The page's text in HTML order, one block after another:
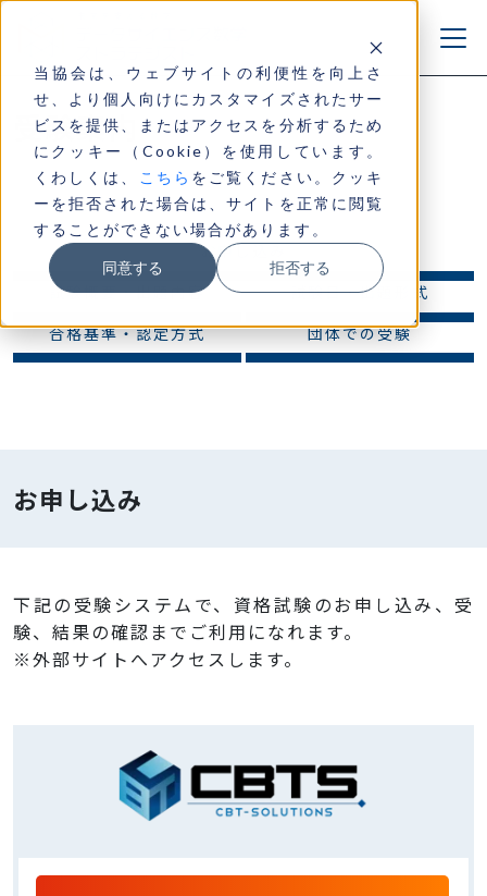
当協会は、ウェブサイトの利便性を向上さ
せ、より個人向けにカスタマイズされたサー
ビスを提供、またはアクセスを分析するため
にクッキー（Cookie）を使用しています。
くわしくは、
こちら をご覧ください。クッキ
ーを拒否された場合は、サイトを正常に閲覧
することができない場合があります。
同意する 拒否する
受験案内
お申し込み
試験概要・出題内容
試験日・出題形式
合格基準・認定方式
団体での受験
お申し込み
下記の受験システムで、資格試験のお申し込み、受
験、結果の確認までご利用になれます。
※外部サイトへアクセスします。